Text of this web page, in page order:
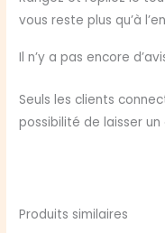
vous reste plus qu’à
Il n’y a pas encore
Seuls les clients
possibilité de laisser un
Produits similaires